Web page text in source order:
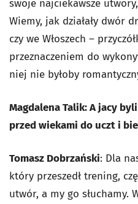
swoje najciekawsze utwory,
Wiemy, jak działały dwór
czy we Włoszech –
przeznaczeniem do
niej nie byłoby
Magdalena Talik: A jacy
przed wiekami do uczt i
Tomasz Dobrzański: Dla
który przeszedł trening,
utwór, a my go słuchamy.